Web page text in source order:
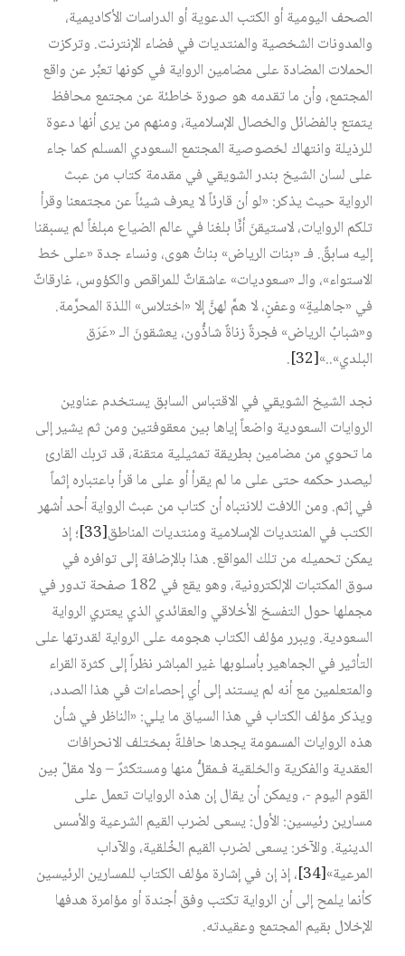
الصحف اليومية أو الكتب الدعوية أو الدراسات الأكاديمية،
والمدونات الشخصية والمنتديات في فضاء الإنترنت. وتركزت
الحملات المضادة على مضامين الرواية في كونها تعبِّر عن واقع
المجتمع، وأن ما تقدمه هو صورة خاطئة عن مجتمع محافظ
يتمتع بالفضائل والخصال الإسلامية، ومنهم من يرى أنها دعوة
للرذيلة وانتهاك لخصوصية المجتمع السعودي المسلم كما جاء
على لسان الشيخ بندر الشويقي في مقدمة كتاب من عبث
الرواية حيث يذكر: «لو أن قارئاً لا يعرف شيئاً عن مجتمعنا وقرأ
تلكم الروايات، لاستيقنَ أنَّا بلغنا في عالم الضياع مبلغاً لم يسبقنا
إليه سابقٌ. فـ «بنات الرياض» بناتُ هوى، ونساء جدة «على خط
الاستواء»، والـ «سعوديات» عاشقاتٌ للمراقص والكؤوس، غارقاتٌ
في «جاهليةٍ» وعفنٍ، لا همَّ لهنَّ إلا «اختلاس» اللذة المحرَّمة.
و«شبابُ الرياض» فجرةٌ زناةٌ شاذُّون، يعشقونَ الـ «عَرَق
البلدي»..»‏[32]
.
نجد الشيخ الشويقي في الاقتباس السابق يستخدم عناوين
الروايات السعودية واضعاً إياها بين معقوفتين ومن ثم يشير إلى
ما تحوي من مضامين بطريقة تمثيلية متقنة، قد تربك القارئ
ليصدر حكمه حتى على ما لم يقرأ أو على ما قرأ باعتباره إثماً
في إثم. ومن اللافت للانتباه أن كتاب من عبث الرواية أحد أشهر
الكتب في المنتديات الإسلامية ومنتديات المناطق‏[33]
؛ إذ
يمكن تحميله من تلك المواقع. هذا بالإضافة إلى توافره في
سوق المكتبات الإلكترونية، وهو يقع في 182 صفحة تدور في
مجملها حول التفسخ الأخلاقي والعقائدي الذي يعتري الرواية
السعودية. ويبرر مؤلف الكتاب هجومه على الرواية لقدرتها على
التأثير في الجماهير بأسلوبها غير المباشر نظراً إلى كثرة القراء
والمتعلمين مع أنه لم يستند إلى أي إحصاءات في هذا الصدد،
ويذكر مؤلف الكتاب في هذا السياق ما يلي: «الناظر في شأن
هذه الروايات المسمومة يجدها حافلةً بمختلف الانحرافات
العقدية والفكرية والخلقية فـمقلُّ منها ومستكثرٌ – ولا مقلّ بين
القوم اليوم -، ويمكن أن يقال إن هذه الروايات تعمل على
مسارين رئيسين: الأول: يسعى لضرب القيم الشرعية والأسس
الدينية. والآخر: يسعى لضرب القيم الخُلقية، والآداب
المرعية»‏[34]
، إذ إن في إشارة مؤلف الكتاب للمسارين الرئيسين
كأنما يلمح إلى أن الرواية تكتب وفق أجندة أو مؤامرة هدفها
الإخلال بقيم المجتمع وعقيدته.